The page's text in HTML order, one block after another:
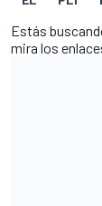
Estás
mira los